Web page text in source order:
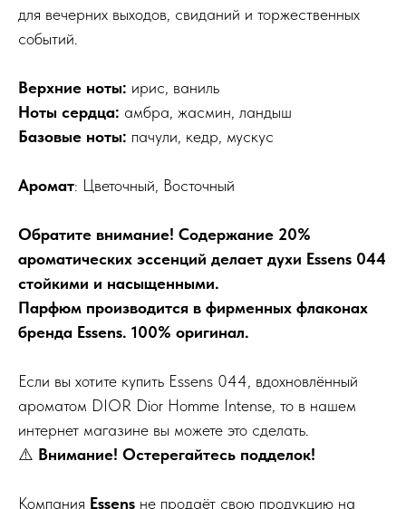
для вечерних выходов, свиданий и торжественных
событий.
Верхние ноты: ирис, ваниль
Ноты сердца: амбра, жасмин, ландыш
Базовые ноты: пачули, кедр, мускус
Аромат: Цветочный, Восточный
Обратите внимание! Содержание 20%
ароматических эссенций делает духи Essens 044
стойкими и насыщенными.
Парфюм производится в фирменных флаконах
бренда Essens. 100% оригинал.
Если вы хотите купить Essens 044, вдохновлённый
ароматом DIOR Dior Homme Intense, то в нашем
интернет магазине вы можете это сделать.
⚠️ Внимание! Остерегайтесь подделок!
Компания Essens не продаёт свою продукцию на